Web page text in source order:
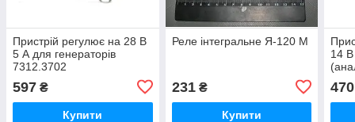
Пристрій регулює на 28 В
5 А для генераторів
7312.3702
597 ₴
Купити
Реле інтегральне Я-120 М
231₴
Купити
14 В
470